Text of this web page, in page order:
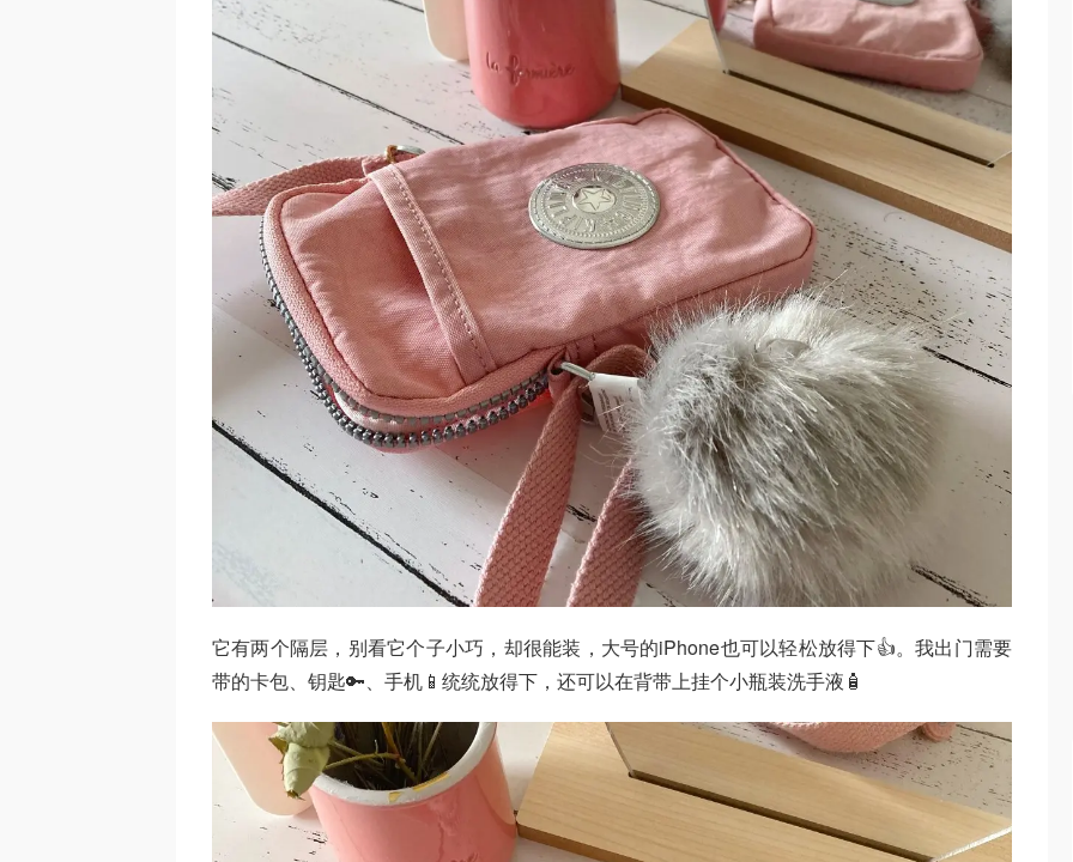
它有两个隔层，别看它个子小巧，却很能装，大号的iPhone也可以轻松放得下👍。我出门需要
带的卡包、钥匙🔑、手机📱统统放得下，还可以在背带上挂个小瓶装洗手液🧴